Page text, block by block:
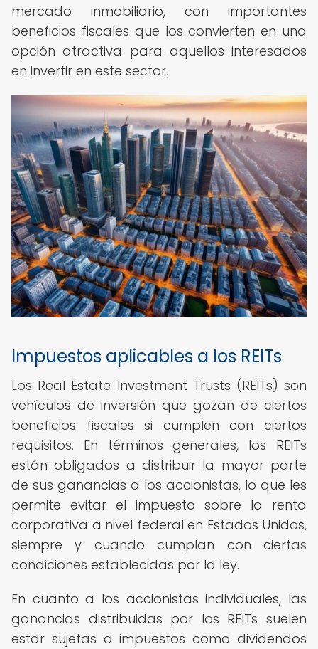
mercado inmobiliario, con importantes
beneficios fiscales que los convierten en una
opción atractiva para aquellos interesados
en invertir en este sector.
Impuestos aplicables a los REITs
Los Real Estate Investment Trusts (REITs) son
vehículos de inversión que gozan de ciertos
beneficios fiscales si cumplen con ciertos
requisitos. En términos generales, los REITs
están obligados a distribuir la mayor parte
de sus ganancias a los accionistas, lo que les
permite evitar el impuesto sobre la renta
corporativa a nivel federal en Estados Unidos,
siempre y cuando cumplan con ciertas
condiciones establecidas por la ley.
En cuanto a los accionistas individuales, las
ganancias distribuidas por los REITs suelen
estar sujetas a impuestos como dividendos